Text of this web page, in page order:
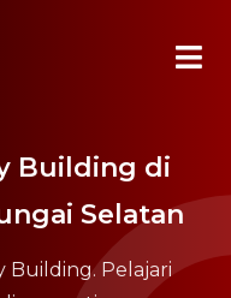
Building di
Selatan
Building. Pelajari